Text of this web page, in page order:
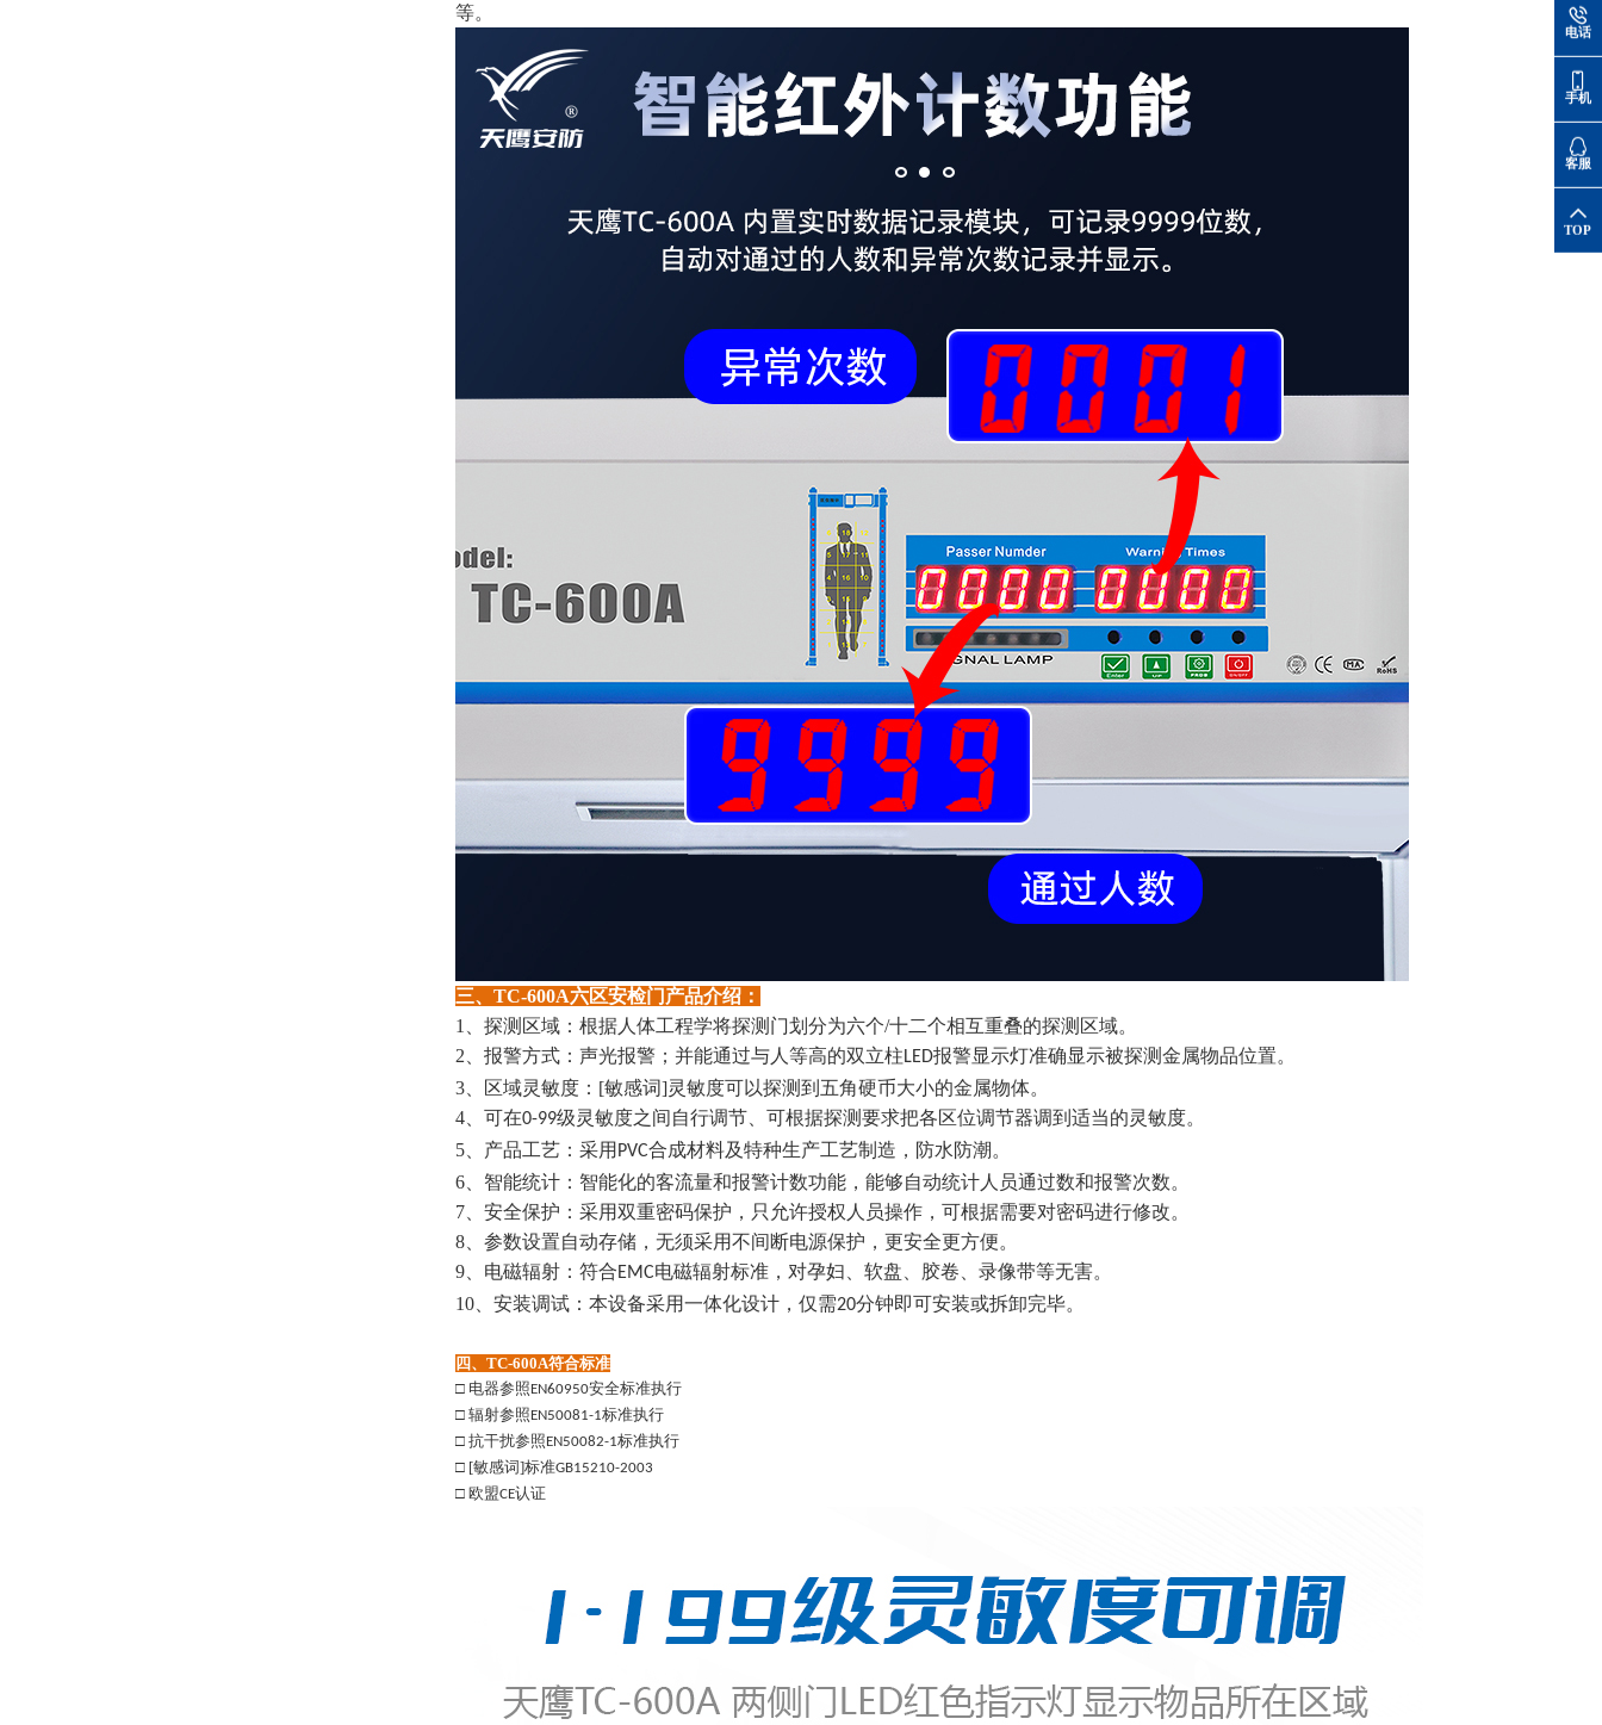
等。
三、 TC-600A六区安检门产品介绍：
1
、探测区域：根据人体工程学将探测门划分为六个/十二个相互重叠的探测区域。
2 、报警方式：声光报警；并能通过与人等高的双立柱LED报警显示灯准确显示被探测金属物品位置。
3、区域灵敏度：[敏感词]灵敏度可以探测到五角硬币大小的金属物体。
4、可在0-99级灵敏度之间自行调节、可根据探测要求把各区位调节器调到适当的灵敏度。
5、产品工艺：采用 PVC合成材料及特种生产工艺制造，防水防潮。
6、智能统计：智能化的客流量和报警计数功能，能够自动统计人员通过数和报警次数。
7、安全保护：采用双重密码保护，只允许授权人员操作，可根据需要对密码进行修改。
8、参数设置自动存储，无须采用不间断电源保护，更安全更方便。
9、电磁辐射：符合EMC电磁辐射标准，对孕妇、软盘、胶卷、录像带等无害。
10、安装调试：本设备采用一体化设计，仅需20分钟即可安装或拆卸完毕。
四、TC-600A符合标准
□ 电器参照EN60950安全标准执行
□ 辐射参照EN50081-1标准执行
□ 抗干扰参照EN50082-1标准执行
□ [敏感词]标准GB15210-2003
□ 欧盟CE认证
电话
手机
客服
TOP